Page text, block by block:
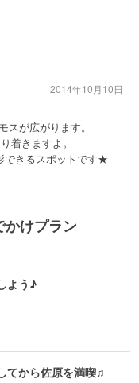
スが広がります。
着きますよ。
できるスポットです★
2014年10月10日
かけプラン
よう♪
てから佐原を満喫♫